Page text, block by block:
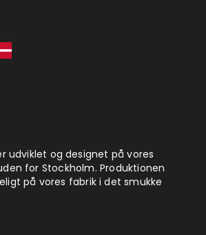
udviklet og designet på vores
for Stockholm. Produktionen
på vores fabrik i det smukke